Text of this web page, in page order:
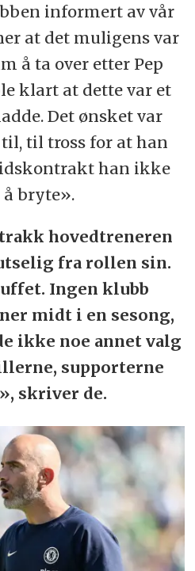
informert av vår
at det muligens var
å ta over etter Pep
klart at dette var et
Det ønsket var
til tross for at han
han ikke
bryte».
hovedtreneren
fra rollen sin.
Ingen klubb
midt i en sesong,
ikke noe annet valg
supporterne
skriver de.